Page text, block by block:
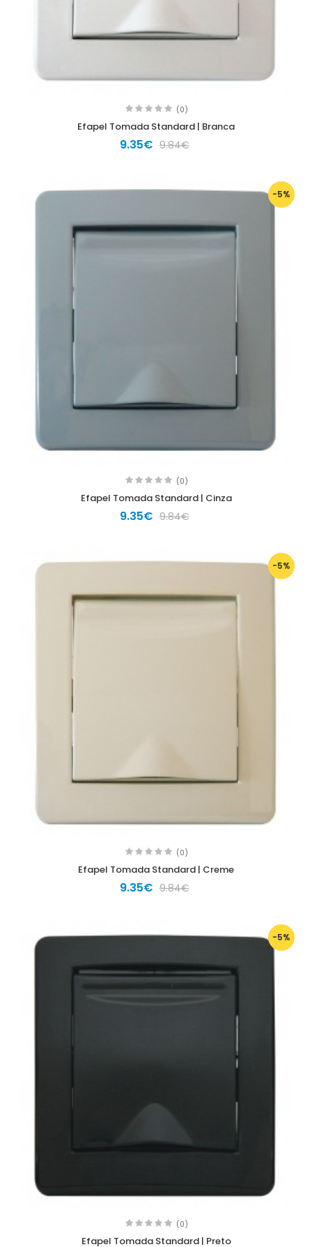
(0)
Efapel Tomada Standard | Branca
9.35€ 9.84€
-5%
(0)
Efapel Tomada Standard | Cinza
9.35€ 9.84€
-5%
(0)
Efapel Tomada Standard | Creme
9.35€ 9.84€
-5%
(0)
Efapel Tomada Standard | Preto